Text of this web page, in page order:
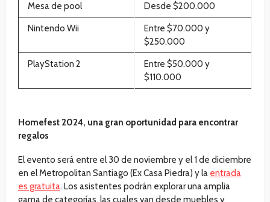
Mesa de pool Desde $200.000
Nintendo Wii
Entre $70.000 y
$250.000
PlayStation 2
Entre $50.000 y
$110.000
Homefest 2024, una gran oportunidad para encontrar
regalos
El evento será entre el 30 de noviembre y el 1 de diciembre
en el Metropolitan Santiago (Ex Casa Piedra) y la entrada
es gratuita. Los asistentes podrán explorar una amplia
gama de categorías, las cuales van desde muebles y